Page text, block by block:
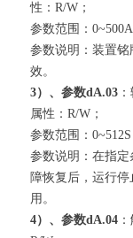
性：R/W；
参数范围：
参数说明：装置
效。
3）、参数dA.03
属性：R/W；
参数范围：
参数说明：在指定
障恢复后，运行
用。
4）、参数dA.04